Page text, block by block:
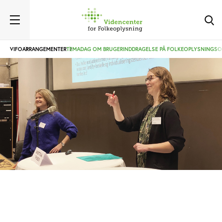
VIFOARRANGEMENTERTEMADAG OM BRUGERINDDRAGELSE PÅ